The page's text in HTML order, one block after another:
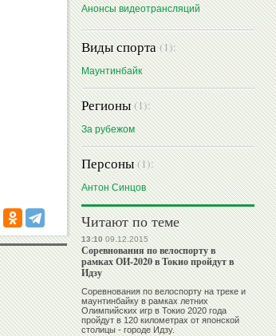
Анонсы видеотрансляций
Виды спорта(1):
Маунтинбайк
Регионы(1):
За рубежом
Персоны(1):
Антон Синцов
Читают по теме
13:1009.12.2015
Соревнования по велоспорту в
рамках ОИ-2020 в Токио пройдут в
Идзу
Соревнования по велоспорту на треке и
маунтинбайку в рамках летних
Олимпийских игр в Токио 2020 года
пройдут в 120 километрах от японской
столицы - городе Идзу.